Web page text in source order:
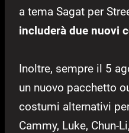
a tema Sagat per
includerà due nuovi
Inoltre, sempre il 5
un nuovo pacchetto
costumi alternativi
Cammy, Luke, Chun-